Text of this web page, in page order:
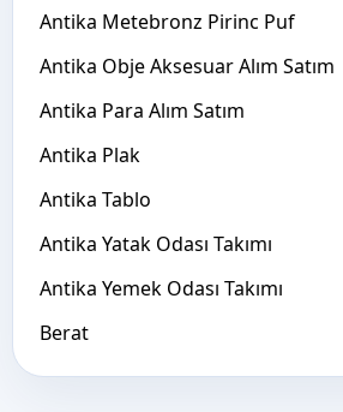
Antika Metebronz Pirinc Puf
Antika Obje Aksesuar Alım Satım
Antika Para Alım Satım
Antika Plak
Antika Tablo
Antika Yatak Odası Takımı
Antika Yemek Odası Takımı
Berat